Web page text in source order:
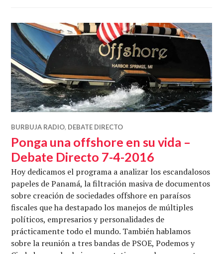
BURBUJA RADIO, DEBATE DIRECTO
Ponga una offshore en su vida –
Debate Directo 7-4-2016
Hoy dedicamos el programa a analizar los escandalosos
papeles de Panamá, la filtración masiva de documentos
sobre creación de sociedades offshore en paraísos
fiscales que ha destapado los manejos de múltiples
políticos, empresarios y personalidades de
prácticamente todo el mundo. También hablamos
sobre la reunión a tres bandas de PSOE, Podemos y